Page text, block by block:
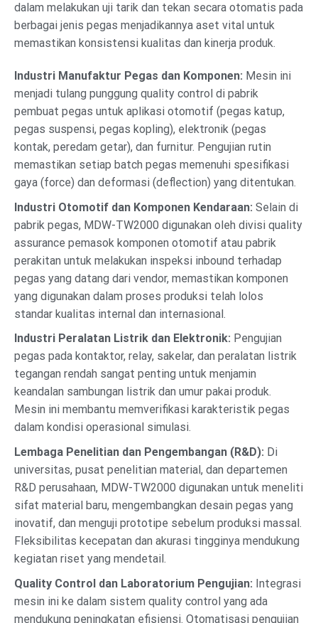
dalam melakukan uji tarik dan tekan secara otomatis pada
berbagai jenis pegas menjadikannya aset vital untuk
memastikan konsistensi kualitas dan kinerja produk.
Industri Manufaktur Pegas dan Komponen: Mesin ini
menjadi tulang punggung quality control di pabrik
pembuat pegas untuk aplikasi otomotif (pegas katup,
pegas suspensi, pegas kopling), elektronik (pegas
kontak, peredam getar), dan furnitur. Pengujian rutin
memastikan setiap batch pegas memenuhi spesifikasi
gaya (force) dan deformasi (deflection) yang ditentukan.
Industri Otomotif dan Komponen Kendaraan: Selain di
pabrik pegas, MDW-TW2000 digunakan oleh divisi quality
assurance pemasok komponen otomotif atau pabrik
perakitan untuk melakukan inspeksi inbound terhadap
pegas yang datang dari vendor, memastikan komponen
yang digunakan dalam proses produksi telah lolos
standar kualitas internal dan internasional.
Industri Peralatan Listrik dan Elektronik: Pengujian
pegas pada kontaktor, relay, sakelar, dan peralatan listrik
tegangan rendah sangat penting untuk menjamin
keandalan sambungan listrik dan umur pakai produk.
Mesin ini membantu memverifikasi karakteristik pegas
dalam kondisi operasional simulasi.
Lembaga Penelitian dan Pengembangan (R&D): Di
universitas, pusat penelitian material, dan departemen
R&D perusahaan, MDW-TW2000 digunakan untuk meneliti
sifat material baru, mengembangkan desain pegas yang
inovatif, dan menguji prototipe sebelum produksi massal.
Fleksibilitas kecepatan dan akurasi tingginya mendukung
kegiatan riset yang mendetail.
Quality Control dan Laboratorium Pengujian: Integrasi
mesin ini ke dalam sistem quality control yang ada
mendukung peningkatan efisiensi. Otomatisasi pengujian